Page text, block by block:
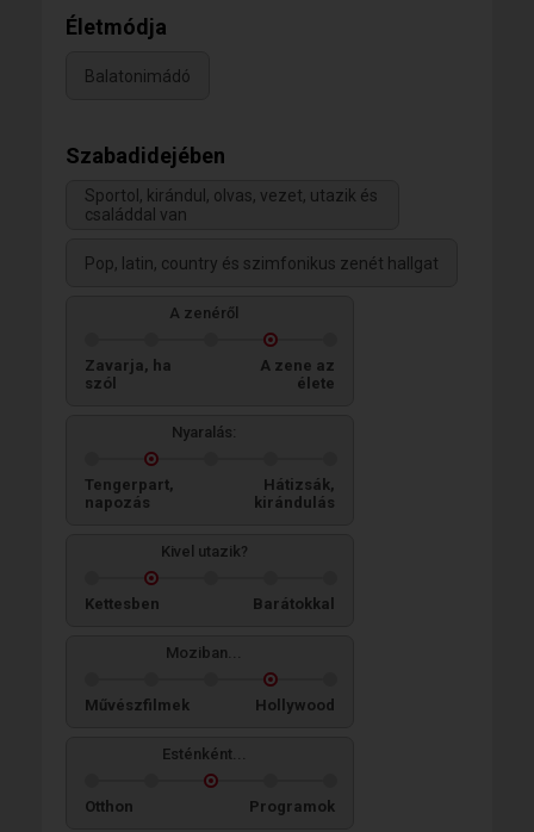
Életmódja
Balatonimádó
Szabadidejében
Sportol, kirándul, olvas, vezet, utazik és
családdal van
Pop, latin, country és szimfonikus zenét hallgat
A zenéről
Zavarja, ha
szól
A zene az
élete
Nyaralás:
Tengerpart,
napozás
Hátizsák,
kirándulás
Kivel utazik?
Kettesben Barátokkal
Moziban...
Művészfilmek Hollywood
Esténként...
Otthon Programok